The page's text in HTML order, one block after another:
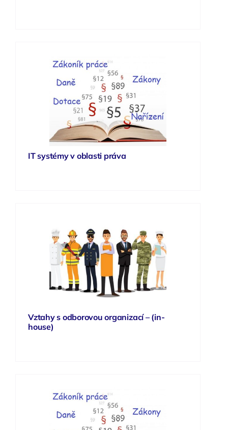
IT systémy v oblasti práva
Vztahy s odborovou organizací – (in-
house)